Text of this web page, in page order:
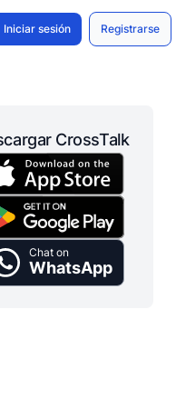
Iniciar sesión Registrarse
CrossTalk
Chat on
WhatsApp